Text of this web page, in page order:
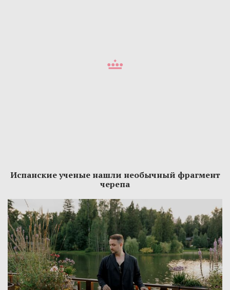
Испанские ученые нашли необычный фрагмент
черепа